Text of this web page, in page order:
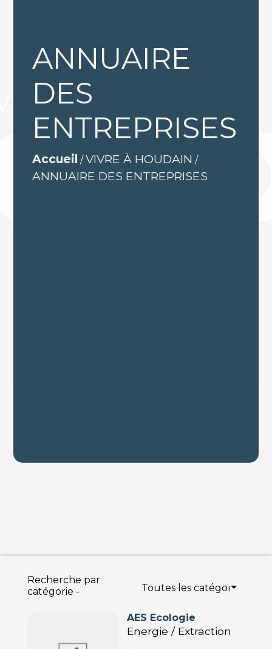
ANNUAIRE
DES
ENTREPRISES
Accueil /VIVRE À HOUDAIN /
ANNUAIRE DES ENTREPRISES
Recherche par
catégorie -
Toutes les catégories
AES Ecologie
Energie / Extraction